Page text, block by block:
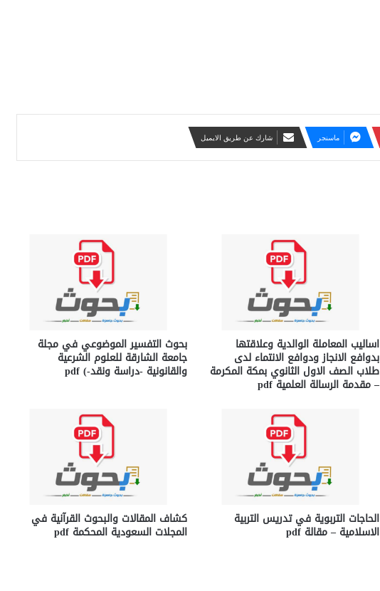
ماسنجر شارك عن طريق الايميل
اساليب المعاملة الوالدية وعلاقتها
بدوافع الانجاز ودوافع الانتماء لدى
طلاب الصف الاول الثانوي بمكة المكرمة
– مقدمة الرسالة العلمية pdf
بحوث التفسير الموضوعي في مجلة
جامعة الشارقة للعلوم الشرعية
والقانونية -دراسة ونقد-) pdf
الحاجات التربوية في تدريس التربية
الاسلامية – مقالة pdf
كشاف المقالات والبحوث القرآنية في
المجلات السعودية المحكمة pdf